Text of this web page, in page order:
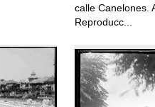
calle Canelones.
Reproducc...